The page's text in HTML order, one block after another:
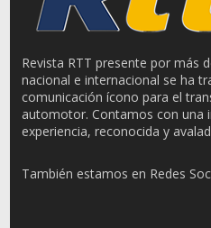
Revista RTT presente por más
nacional e internacional se ha
comunicación ícono para el
automotor. Contamos con una
experiencia, reconocida y
También estamos en Redes